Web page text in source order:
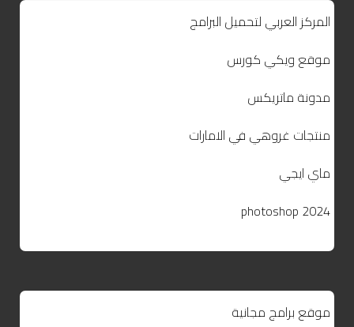
المركز العربي لتحميل البرامج
موقع ويكي كورس
مدونة ماتريكس
منتجات غروهي في الامارات
ماي ايجي
photoshop 2024
موقع برامج مجانية